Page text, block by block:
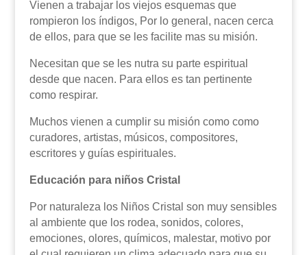
Vienen a trabajar los viejos esquemas que
rompieron los índigos, Por lo general, nacen cerca
de ellos, para que se les facilite mas su misión.
Necesitan que se les nutra su parte espiritual
desde que nacen. Para ellos es tan pertinente
como respirar.
Muchos vienen a cumplir su misión como como
curadores, artistas, músicos, compositores,
escritores y guías espirituales.
Educación para niños Cristal
Por naturaleza los Niños Cristal son muy sensibles
al ambiente que los rodea, sonidos, colores,
emociones, olores, químicos, malestar, motivo por